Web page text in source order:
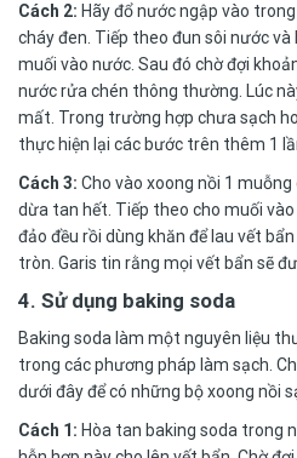
Cách 2: Hãy đổ nước ngập vào
cháy đen. Tiếp theo đun sôi nước
muối vào nước. Sau đó chờ đợi
nước rửa chén thông thường. Lúc
mất. Trong trường hợp chưa sạch
thực hiện lại các bước trên thêm 1
Cách 3: Cho vào xoong nồi 1
dừa tan hết. Tiếp theo cho muối
đảo đều rồi dùng khăn để lau vết
tròn. Garis tin rằng mọi vết bẩn sẽ
4. Sử dụng baking soda
Baking soda làm một nguyên liệu
trong các phương pháp làm sạch.
dưới đây để có những bộ xoong nồi
Cách 1: Hòa tan baking soda trong